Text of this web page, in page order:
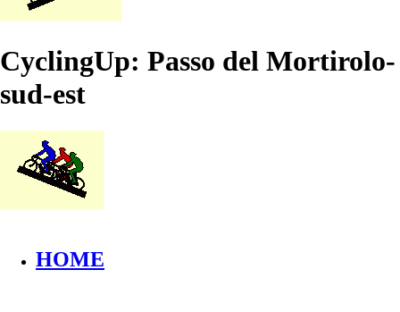
CyclingUp: Passo del Mortirolo-
sud-est
HOME